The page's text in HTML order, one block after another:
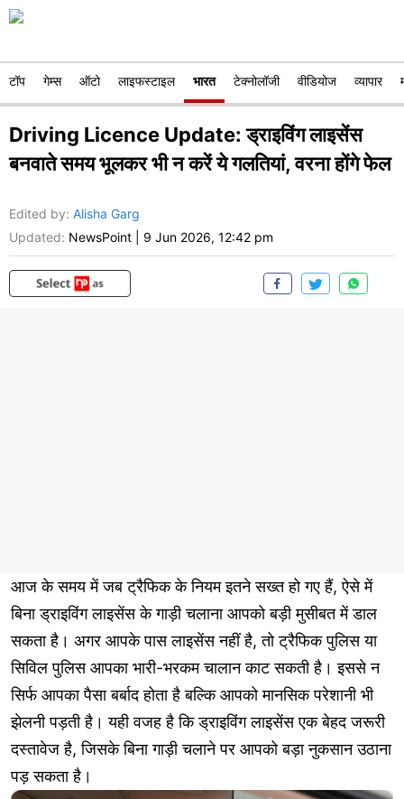
टॉप गेम्स ऑटो लाइफस्टाइल भारत टेक्नोलॉजी वीडियोज व्यापार
Driving Licence Update: ड्राइविंग लाइसेंस
बनवाते समय भूलकर भी न करें ये गलतियां, वरना होंगे फेल
Edited by: Alisha Garg
Updated: NewsPoint 9 Jun 2026, 12:42 pm
आज के समय में जब ट्रैफिक के नियम इतने सख्त हो गए हैं, ऐसे में
बिना ड्राइविंग लाइसेंस के गाड़ी चलाना आपको बड़ी मुसीबत में डाल
सकता है। अगर आपके पास लाइसेंस नहीं है, तो ट्रैफिक पुलिस या
सिविल पुलिस आपका भारी-भरकम चालान काट सकती है। इससे न
सिर्फ आपका पैसा बर्बाद होता है बल्कि आपको मानसिक परेशानी भी
झेलनी पड़ती है। यही वजह है कि ड्राइविंग लाइसेंस एक बेहद जरूरी
दस्तावेज है, जिसके बिना गाड़ी चलाने पर आपको बड़ा नुकसान उठाना
पड़ सकता है।